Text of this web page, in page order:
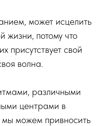
может исцелить
жизни, потому что
присутствует свой
волна.
различными
центрами в
можем привносить